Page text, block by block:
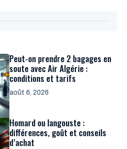
Peut-on prendre 2 bagages en
soute avec Air Algérie :
conditions et tarifs
août 6, 2026
Homard ou langouste :
différences, goût et conseils
d’achat